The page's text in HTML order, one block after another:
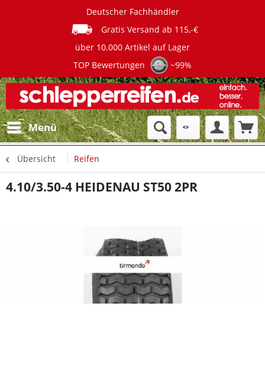
Deutscher Fachhändler
Gratis Versand ab 115,-€
über 10.000 Artikel auf Lager
TOP Bewertungen
~99%
Menü
Übersicht Reifen
4.10/3.50-4 HEIDENAU ST50 2PR